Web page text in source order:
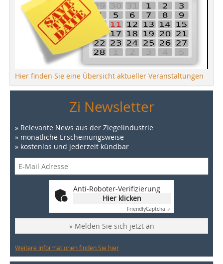
Hier finden Sie eine Übersicht aktueller Veranstaltungen
Zi Newsletter
» Relevante News aus der Ziegelindustrie
» monatliche Erscheinungsweise
» kostenlos und jederzeit kündbar
Anti-Roboter-Verifizierung
Hier klicken
FriendlyCaptcha ⇗
» Melden Sie sich jetzt an
Weitere Informationen finden Sie hier